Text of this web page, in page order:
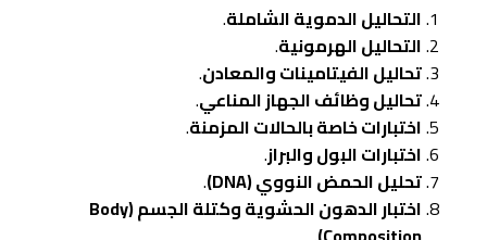
التحاليل الدموية الشاملة.
التحاليل الهرمونية.
تحاليل الفيتامينات والمعادن.
تحاليل وظائف الجهاز المناعي.
اختبارات خاصة بالحالات المزمنة.
اختبارات البول والبراز.
تحليل الحمض النووي (DNA)
.
اختبار الدهون الحشوية وكتلة الجسم (Body